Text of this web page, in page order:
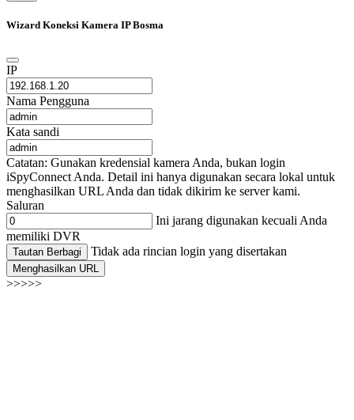
Wizard Koneksi Kamera IP Bosma
IP
Nama Pengguna
Kata sandi
Catatan: Gunakan kredensial kamera Anda, bukan login
iSpyConnect Anda. Detail ini hanya digunakan secara lokal untuk
menghasilkan URL Anda dan tidak dikirim ke server kami.
Saluran
Ini jarang digunakan kecuali Anda
memiliki DVR
Tautan Berbagi Tidak ada rincian login yang disertakan
Menghasilkan URL
>>>>>